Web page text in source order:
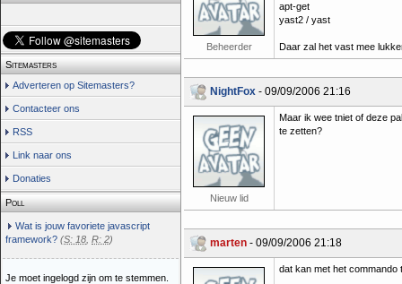
Sitemasters
Adverteren op Sitemasters?
Contacteer ons
RSS
Link naar ons
Donaties
Poll
Wat is jouw favoriete javascript
framework? (S: 18 R: 2)
Je moet ingelogd zijn om te stemmen.
Beheerder
apt-get
yast2 / yast
Daar zal het vast mee
NightFox - 09/09/2006 21:16
Nieuw lid
Maar ik wee tniet of deze
te zetten?
marten - 09/09/2006 21:18
dat kan met het commando